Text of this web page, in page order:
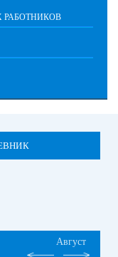
РАБОТНИКОВ
Август